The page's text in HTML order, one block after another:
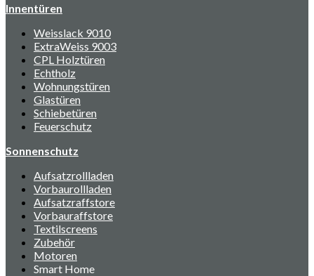
Innentüren
Weisslack 9010
ExtraWeiss 9003
CPL Holztüren
Echtholz
Wohnungstüren
Glastüren
Schiebetüren
Feuerschutz
Sonnenschutz
Aufsatzrollladen
Vorbaurollladen
Aufsatzraffstore
Vorbauraffstore
Textilscreens
Zubehör
Motoren
Smart Home